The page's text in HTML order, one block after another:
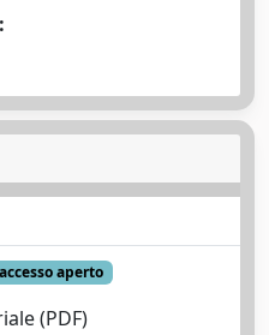
accesso aperto
(PDF)